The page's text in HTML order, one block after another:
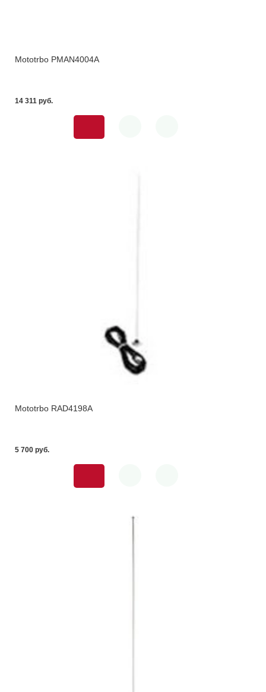
Mototrbo PMAN4004A
14 311 pуб.
Mototrbo RAD4198A
5 700 pуб.